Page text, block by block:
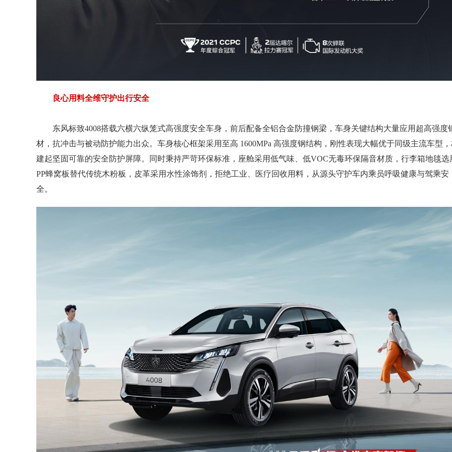
良心用料全维守护出行安全
东风标致4008搭载六横六纵笼式高强度安全车身，前后配备全铝合金防撞钢梁，车身关键结构大量应用超高强度
材，抗冲击与被动防护能力出众。车身核心框架采用至高 1600MPa 高强度钢结构，刚性表现大幅优于同级主流车型，
建起坚固可靠的安全防护屏障。同时秉持严苛环保标准，座舱采用低气味、低VOC无毒环保隔音材质，行李箱地毯选
PP蜂窝板替代传统木粉板，皮革采用水性涂饰剂，拒绝工业、医疗回收用料，从源头守护车内乘员呼吸健康与驾乘安
全。